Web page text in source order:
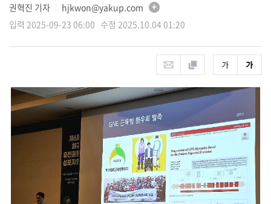
권혁진 기자
hjkwon@yakup.com
입력 2025-09-23 06:00 수정 2025.10.04 01:20